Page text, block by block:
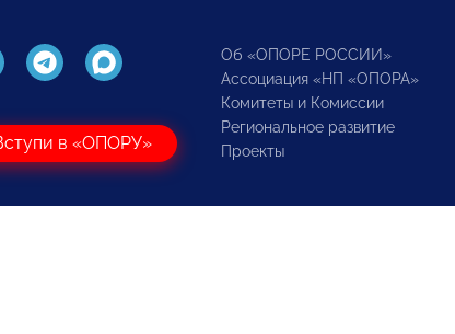
в «ОПОРУ»
Об «ОПОРЕ РОССИИ»
Ассоциация «НП «ОПОРА»
Комитеты и Комиссии
Региональное развитие
Проекты